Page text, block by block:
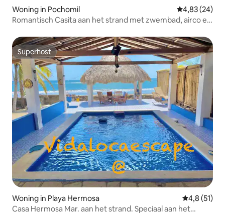
Woning in Pochomil Gemiddelde
4,83 (24)
Romantisch Casita aan het strand met zwembad, airco en
Superhost
Superhost
Woning in Playa Hermosa
4,8 (51)
Casa Hermosa Mar. aan het strand. Speciaal aan het